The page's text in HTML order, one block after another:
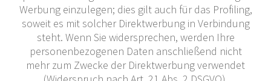
Werbung einzulegen; dies gilt auch für das Profiling,
soweit es mit solcher Direktwerbung in Verbindung
steht. Wenn Sie widersprechen, werden Ihre
personenbezogenen Daten anschließend nicht
mehr zum Zwecke der Direktwerbung verwendet